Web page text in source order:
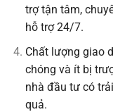
trợ tận tâm,
hỗ trợ 24/7.
Chất lượng giao
chóng và ít bị
nhà đầu tư có
quả.